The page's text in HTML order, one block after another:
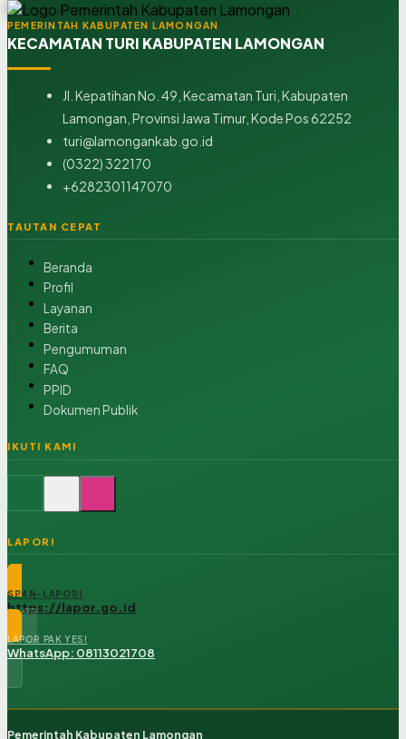
PEMERINTAH KABUPATEN LAMONGAN
KECAMATAN TURI KABUPATEN LAMONGAN
Jl. Kepatihan No. 49, Kecamatan Turi, Kabupaten
Lamongan, Provinsi Jawa Timur, Kode Pos 62252
turi@lamongankab.go.id
(0322) 322170
+6282301147070
TAUTAN CEPAT
Beranda
Profil
Layanan
Berita
Pengumuman
FAQ
PPID
Dokumen Publik
IKUTI KAMI
LAPOR!
SP4N-LAPOR!
https://lapor.go.id
LAPOR PAK YES!
WhatsApp: 08113021708
Pemerintah Kabupaten Lamongan